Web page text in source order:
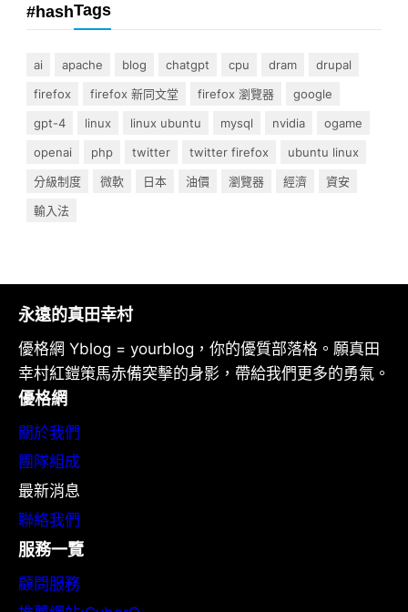
#hashTags
ai apache blog chatgpt cpu dram
drupal
firefox
firefox 新同文堂 firefox 瀏覽器
google
gpt-4
linux linux ubuntu mysql nvidia
ogame
openai
php twitter twitter firefox
ubuntu linux
分級制度
微軟 日本 油價 瀏覽器 經濟
資安
輸入法
永遠的真田幸村
優格網 Yblog = yourblog，你的優質部落格。願真田
幸村紅鎧策馬赤備突擊的身影，帶給我們更多的勇氣。
優格網
關於我們
團隊組成
最新消息
聯絡我們
服務一覽
顧問服務